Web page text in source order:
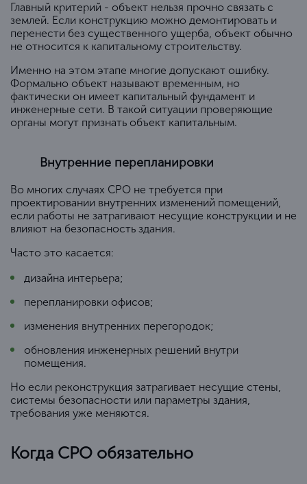
Главный критерий - объект нельзя прочно связать с
землей. Если конструкцию можно демонтировать и
перенести без существенного ущерба, объект обычно
не относится к капитальному строительству.
Именно на этом этапе многие допускают ошибку.
Формально объект называют временным, но
фактически он имеет капитальный фундамент и
инженерные сети. В такой ситуации проверяющие
органы могут признать объект капитальным.
Внутренние перепланировки
Во многих случаях СРО не требуется при
проектировании внутренних изменений помещений,
если работы не затрагивают несущие конструкции и не
влияют на безопасность здания.
Часто это касается:
дизайна интерьера;
перепланировки офисов;
изменения внутренних перегородок;
обновления инженерных решений внутри
помещения.
Но если реконструкция затрагивает несущие стены,
системы безопасности или параметры здания,
требования уже меняются.
Когда СРО обязательно